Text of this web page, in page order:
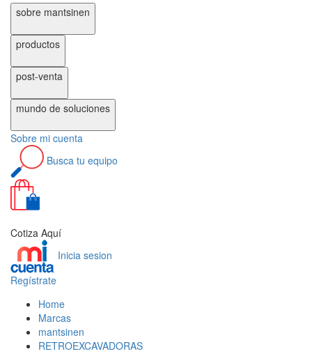
sobre mantsinen
productos
post-venta
mundo de soluciones
Sobre mi cuenta
Busca tu equipo
Cotiza Aquí
Inicia sesion
Regístrate
Home
Marcas
mantsinen
RETROEXCAVADORAS